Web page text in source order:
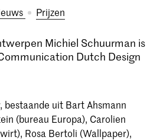
prijzen
Michiel Schuurman is
Dutch Design
uit Bart Ahsmann
(bureau Europa), Carolien
Rosa Bertoli (Wallpaper),